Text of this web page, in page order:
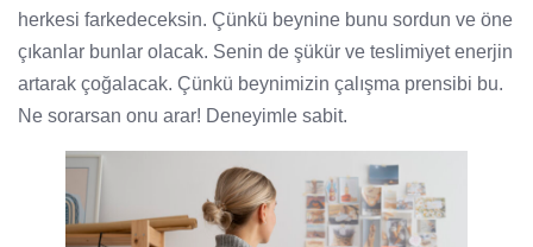
herkesi farkedeceksin. Çünkü beynine bunu sordun ve öne
çıkanlar bunlar olacak. Senin de şükür ve teslimiyet enerjin
artarak çoğalacak. Çünkü beynimizin çalışma prensibi bu.
Ne sorarsan onu arar! Deneyimle sabit.